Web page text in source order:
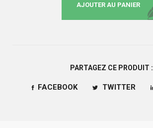
AJOUTER AU PANIER
PARTAGEZ CE PRODUIT :
FACEBOOK TWITTER